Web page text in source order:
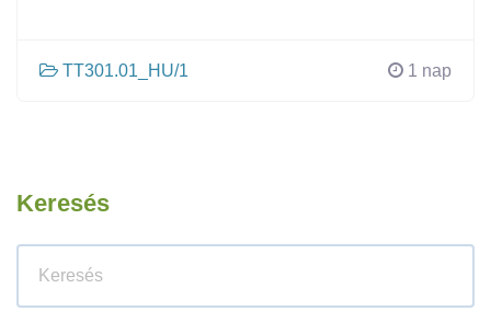
TT301.01_HU/1 1 nap
Keresés